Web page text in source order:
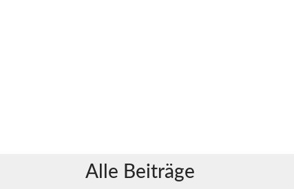
Alle Beiträge